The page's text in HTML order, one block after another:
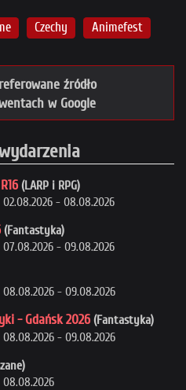
Czechy Animefest
źródło
w Google
(LARP i RPG)
02.08.2026 - 08.08.2026
(Fantastyka)
07.08.2026 - 09.08.2026
08.08.2026 - 09.08.2026
- Gdańsk 2026 (Fantastyka)
08.08.2026 - 09.08.2026
08.08.2026